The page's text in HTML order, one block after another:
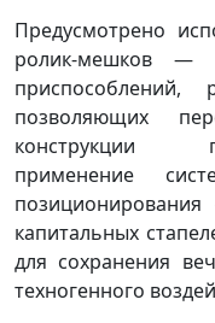
Предусмотрено
ролик-мешков —
приспособлений,
позволяющих
применение
капитальных
для сохранения
техногенного